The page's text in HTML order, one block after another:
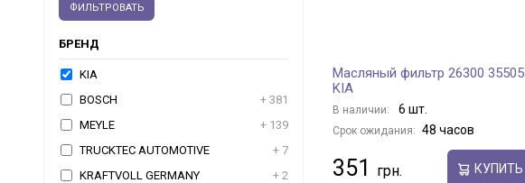
ФИЛЬТРОВАТЬ
БРЕНД
KIA
BOSCH
+ 381
MEYLE
+ 139
TRUCKTEC AUTOMOTIVE
+ 7
KRAFTVOLL GERMANY
+ 2
Масляный фильтр 26300 35505
KIA
В наличии: 6 шт.
Срок ожидания: 48 часов
351 КУПИТЬ